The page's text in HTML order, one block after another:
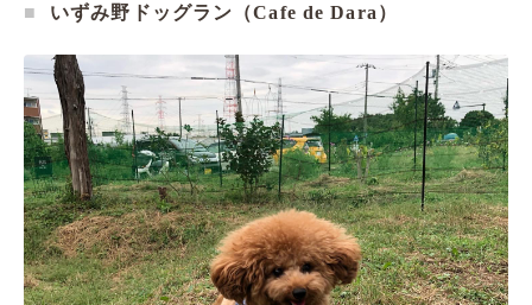
いずみ野ドッグラン（Cafe de Dara）